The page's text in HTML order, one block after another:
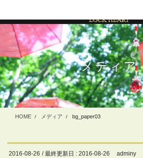
テ
に
移
動
ゲ
ョ
ン
に
移
動
メディア
HOME メディア bg_paper03
2016-08-26 / 最終更新日 : 2016-08-26 adminy